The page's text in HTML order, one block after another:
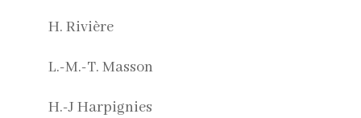
H. Rivière
L.-M.-T. Masson
H.-J Harpignies